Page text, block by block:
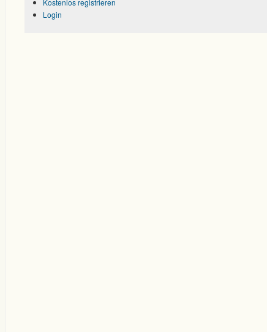
Kostenlos registrieren
Login